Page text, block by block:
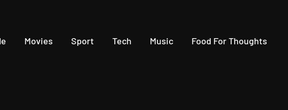
Movies Sport Tech Music Food For Thoughts